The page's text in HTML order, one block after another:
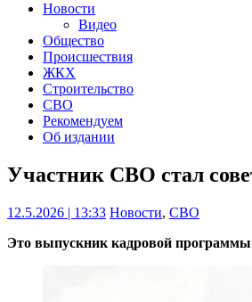
Новости
Видео
Общество
Происшествия
ЖКХ
Строительство
СВО
Рекомендуем
Об издании
Участник СВО стал
12.5.2026 | 13:33 Новости, СВО
Это выпускник кадровой